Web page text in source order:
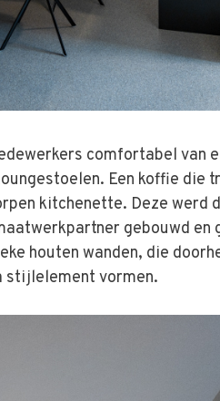
comfortabel van
Een koffie die
kitchenette. Deze werd
gebouwd en
houten wanden, die
stijlelement vormen.